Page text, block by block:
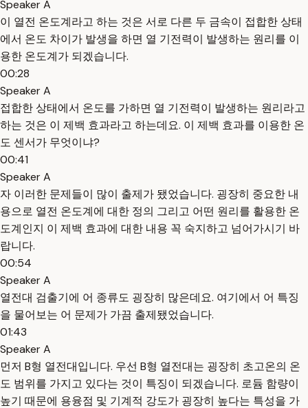
Speaker A
이 열전 온도계라고 하는 것은 서로 다른 두 금속이 접합한 상태
에서 온도 차이가 발생을 하면 열 기전력이 발생하는 원리를 이
용한 온도계가 되겠습니다.
00:28
Speaker A
접합한 상태에서 온도를 가하면 열 기전력이 발생하는 원리라고
하는 것은 이 제백 효과라고 하는데요. 이 제백 효과를 이용한 온
도 센서가 무엇이냐?
00:41
Speaker A
자 이러한 문제들이 많이 출제가 됐었습니다. 굉장히 중요한 내
용으로 열전 온도계에 대한 정의 그리고 어떤 원리를 활용한 온
도계인지 이 제백 효과에 대한 내용 꼭 숙지하고 넘어가시기 바
랍니다.
00:54
Speaker A
열전대 검출기에 어 종류도 굉장히 많은데요. 여기에서 어 특징
을 물어보는 어 문제가 가끔 출제됐었습니다.
01:43
Speaker A
먼저 B형 열전대입니다. 우선 B형 열전대는 굉장히 초고온의 온
도 범위를 가지고 있다는 것이 특징이 되겠습니다. 로듐 함량이
높기 때문에 용융점 및 기계적 강도가 굉장히 높다는 특성을 가